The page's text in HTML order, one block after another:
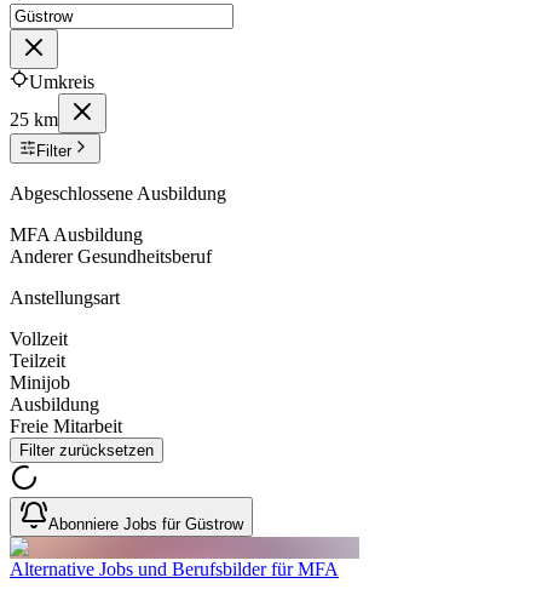
Umkreis
25 km
Filter
Abgeschlossene Ausbildung
MFA Ausbildung
Anderer Gesundheitsberuf
Anstellungsart
Vollzeit
Teilzeit
Minijob
Ausbildung
Freie Mitarbeit
Filter zurücksetzen
Abonniere Jobs für Güstrow
Alternative Jobs und Berufsbilder für MFA